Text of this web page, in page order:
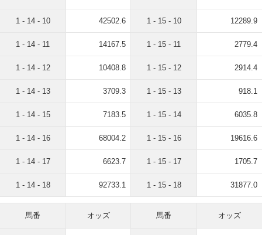
1 - 14 - 10 42502.6
1 - 14 - 11 14167.5
1 - 14 - 12 10408.8
1 - 14 - 13 3709.3
1 - 14 - 15 7183.5
1 - 14 - 16 68004.2
1 - 14 - 17 6623.7
1 - 14 - 18 92733.1
1 - 15 - 10 12289.9
1 - 15 - 11 2779.4
1 - 15 - 12 2914.4
1 - 15 - 13 918.1
1 - 15 - 14 6035.8
1 - 15 - 16 19616.6
1 - 15 - 17 1705.7
1 - 15 - 18 31877.0
馬番 オッズ 馬番 オッズ